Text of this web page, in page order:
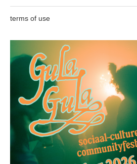
terms of use